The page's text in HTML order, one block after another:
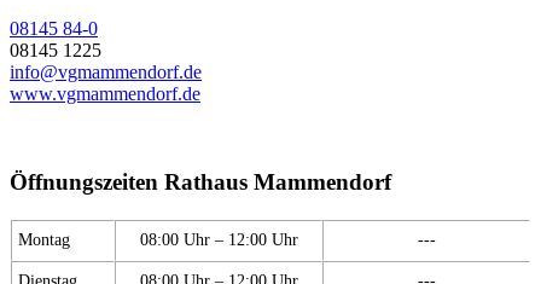
08145 84-0
08145 1225
info@vgmammendorf.de
www.vgmammendorf.de
Öffnungszeiten Rathaus Mammendorf
Montag 08:00 Uhr – 12:00 Uhr ---
Dienstag 08:00 Uhr – 12:00 Uhr ---